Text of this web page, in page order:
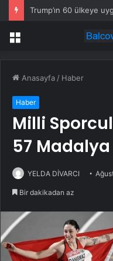
Menü
Anasayfa / Haber
Haber
Milli
57 Madalya
YELDA DİVARCI
Bir dakikadan az